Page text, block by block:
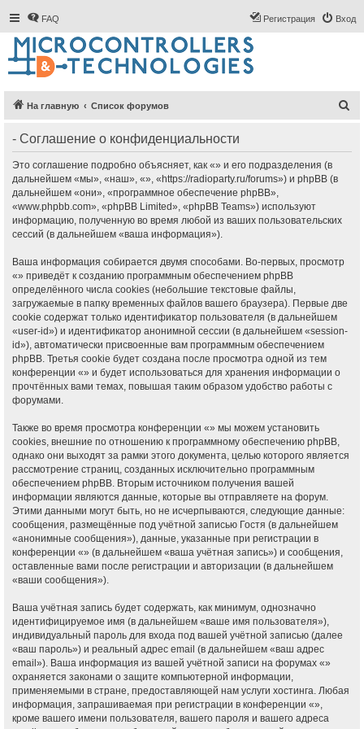
FAQ Вход
Регистрация
На главную Список форумов
- Соглашение о конфиденциальности
Это соглашение подробно объясняет, как «» и его подразделения (в
дальнейшем «мы», «наш», «», «https://radioparty.ru/forums») и phpBB (в
дальнейшем «они», «программное обеспечение phpBB»,
«www.phpbb.com», «phpBB Limited», «phpBB Teams») используют
информацию, полученную во время любой из ваших пользовательских
сессий (в дальнейшем «ваша информация»).
Ваша информация собирается двумя способами. Во-первых, просмотр
«» приведёт к созданию программным обеспечением phpBB
определённого числа cookies (небольшие текстовые файлы,
загружаемые в папку временных файлов вашего браузера). Первые две
cookie содержат только идентификатор пользователя (в дальнейшем
«user-id») и идентификатор анонимной сессии (в дальнейшем «session-
id»), автоматически присвоенные вам программным обеспечением
phpBB. Третья cookie будет создана после просмотра одной из тем
конференции «» и будет использоваться для хранения информации о
прочтённых вами темах, повышая таким образом удобство работы с
форумами.
Также во время просмотра конференции «» мы можем установить
cookies, внешние по отношению к программному обеспечению phpBB,
однако они выходят за рамки этого документа, целью которого является
рассмотрение страниц, созданных исключительно программным
обеспечением phpBB. Вторым источником получения вашей
информации являются данные, которые вы отправляете на форум.
Этими данными могут быть, но не исчерпываются, следующие данные:
сообщения, размещённые под учётной записью Гостя (в дальнейшем
«анонимные сообщения»), данные, указанные при регистрации в
конференции «» (в дальнейшем «ваша учётная запись») и сообщения,
оставленные вами после регистрации и авторизации (в дальнейшем
«ваши сообщения»).
Ваша учётная запись будет содержать, как минимум, однозначно
идентифицируемое имя (в дальнейшем «ваше имя пользователя»),
индивидуальный пароль для входа под вашей учётной записью (далее
«ваш пароль») и реальный адрес email (в дальнейшем «ваш адрес
email»). Ваша информация из вашей учётной записи на форумах «»
охраняется законами о защите компьютерной информации,
применяемыми в стране, предоставляющей нам услуги хостинга. Любая
информация, запрашиваемая при регистрации в конференции «»,
кроме вашего имени пользователя, вашего пароля и вашего адреса